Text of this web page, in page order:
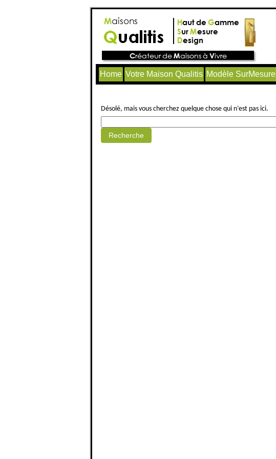
Home Votre Maison Qualitis Modèle SurMesure
Désolé, mais vous cherchez quelque chose qui n’est pas ici.